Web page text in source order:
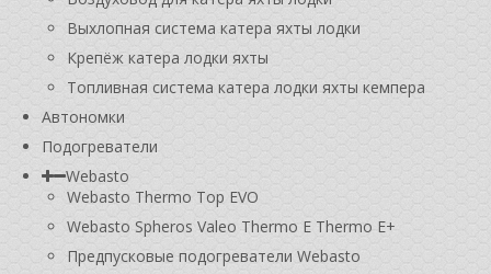
Выхлопная система катера яхты лодки
Крепёж катера лодки яхты
Топливная система катера лодки яхты кемпера
Автономки
Подогреватели
Webasto
Webasto Thermo Top EVO
Webasto Spheros Valeo Thermo E Thermo E+
Предпусковые подогреватели Webasto